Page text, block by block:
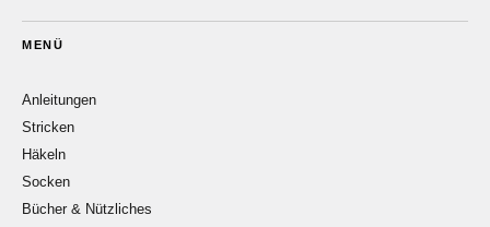
MENÜ
Anleitungen
Stricken
Häkeln
Socken
Bücher & Nützliches